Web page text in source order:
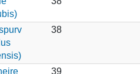
38
39